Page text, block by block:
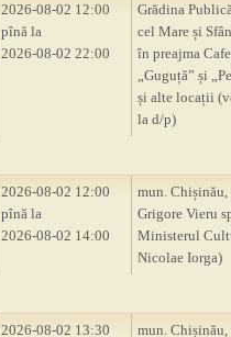
2026-08-02 12:00
pînă la
2026-08-02 22:00
Grădina
cel Mare și
în preajma
„Guguță” și
și alte locații
la d/p)
2026-08-02 12:00
pînă la
2026-08-02 14:00
mun. Chișinău,
Grigore Vieru
Ministerul
Nicolae Iorga)
2026-08-02 13:30
mun. Chișinău,